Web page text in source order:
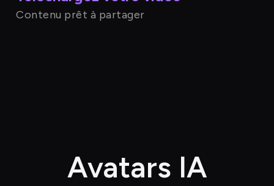
Contenu prêt à partager
Avatars IA